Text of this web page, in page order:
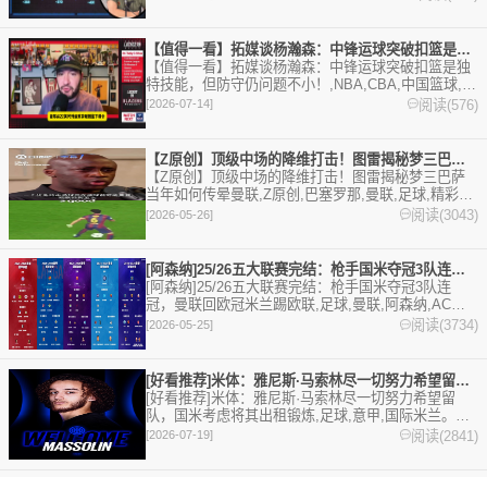
最新的足球，篮球体育资讯。
【值得一看】拓媒谈杨瀚森：中锋运球突破扣篮是独特技能，但防守
【值得一看】拓媒谈杨瀚森：中锋运球突破扣篮是独
特技能，但防守仍问题不小！,NBA,CBA,中国篮球,中
国队,开拓者,杨瀚森,中国男篮,篮球,精彩体育剪辑视
频在线播放。本站提供最全的篮球视频足球视频,集
[2026-07-14] 阅读(576)
【Z原创】顶级中场的降维打击！图雷揭秘梦三巴萨当年如何传晕曼
【Z原创】顶级中场的降维打击！图雷揭秘梦三巴萨
当年如何传晕曼联,Z原创,巴塞罗那,曼联,足球,精彩体
育剪辑视频在线播放。本站提供最全的篮球视频足球
[2026-05-26] 阅读(3043)
[阿森纳]25/26五大联赛完结：枪手国米夺冠3队连冠，曼联
[阿森纳]25/26五大联赛完结：枪手国米夺冠3队连
冠，曼联回欧冠米兰踢欧联,足球,曼联,阿森纳,AC米
兰,国际米兰,英超,西甲,意甲,德甲,法甲,拜仁慕尼黑,多
茅斯,桑德兰,皇家马德里,巴塞罗那,马德里竞技,...
[2026-05-25] 阅读(3734)
[好看推荐]米体：雅尼斯·马索林尽一切努力希望留队，国米考虑
[好看推荐]米体：雅尼斯·马索林尽一切努力希望留
队，国米考虑将其出租锻炼,足球,意甲,国际米兰。欢
迎收藏本站，24小时为你更新最新的足球，篮球体育
[2026-07-19] 阅读(2841)